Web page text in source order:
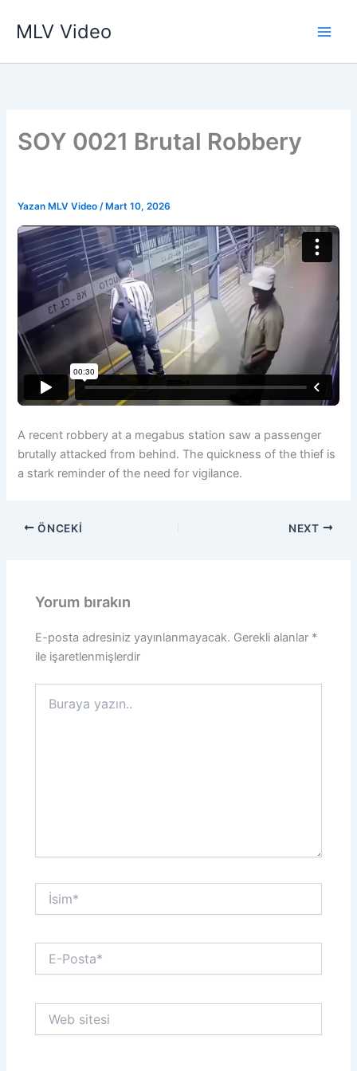
atlaMLV Video
SOY 0021 Brutal Robbery
Yazan MLV Video/ Mart 10, 2026
A recent robbery at a megabus station saw a passenger
brutally attacked from behind. The quickness of the thief is
a stark reminder of the need for vigilance.
ÖNCEKI NEXT
Yorum bırakın
E-posta adresiniz yayınlanmayacak. Gerekli alanlar *
ile işaretlenmişlerdir
yazın..
İsim*
Posta*
sitesi